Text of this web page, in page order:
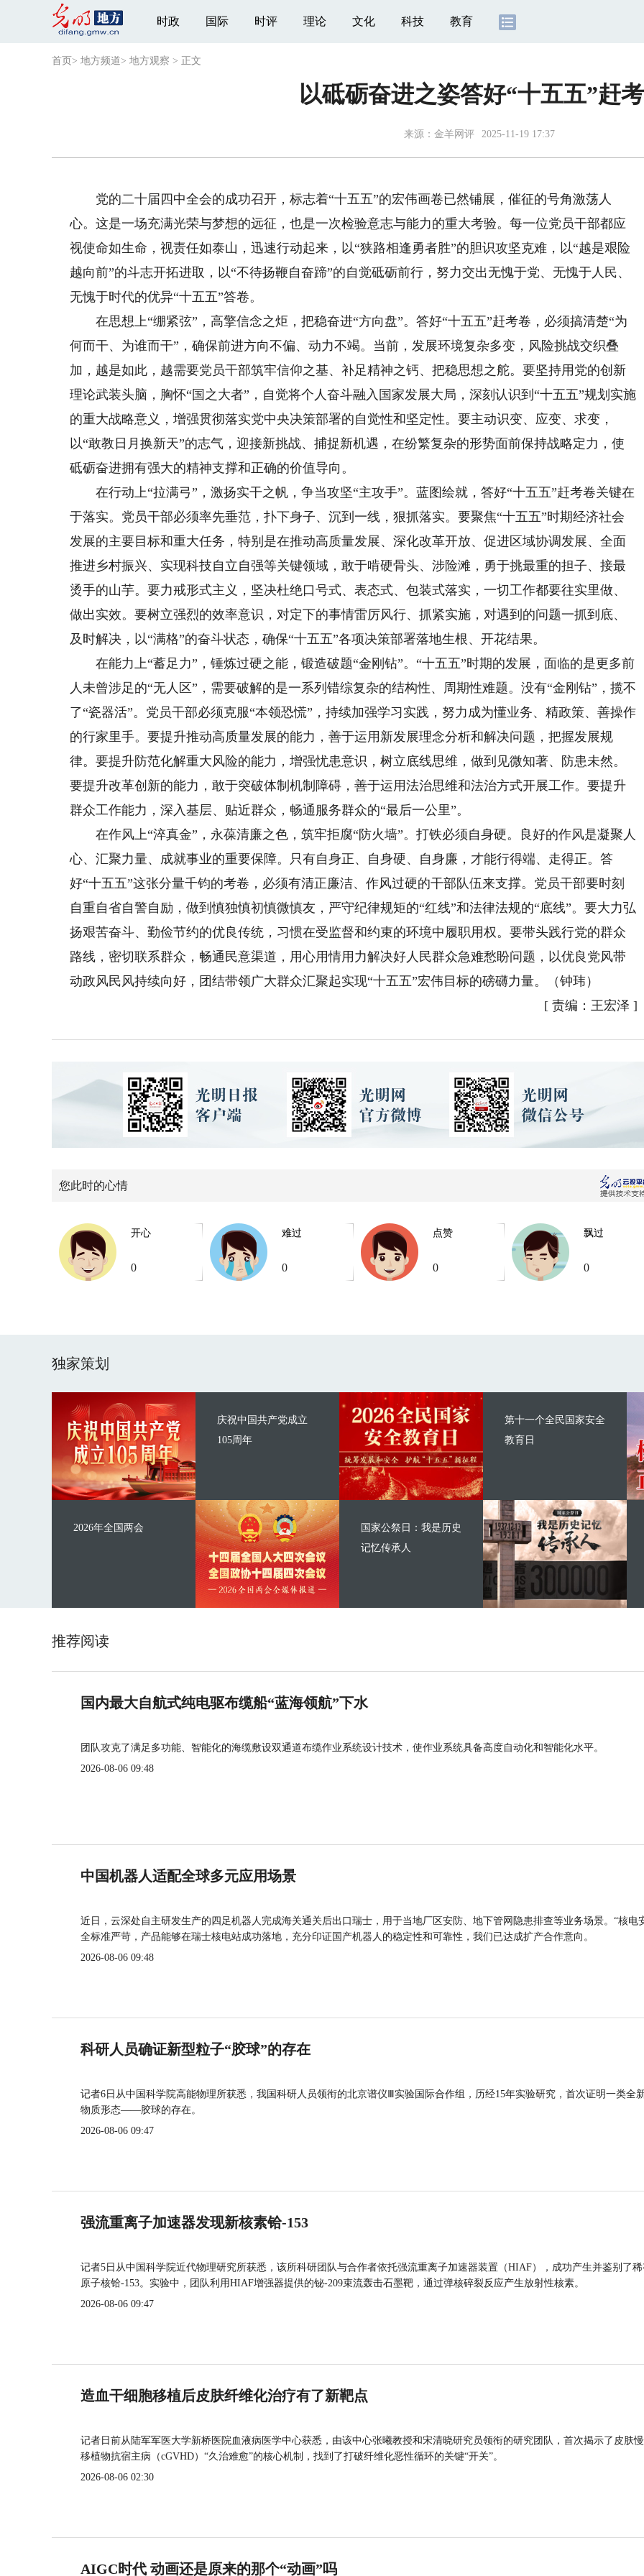
时政 国际 时评 理论 文化 科技 教育
首页 > 地方频道> 地方观察 > 正文
以砥砺奋进之姿答好“十五五”赶
来源： 金羊网评 2025-11-19 17:37
党的二十届四中全会的成功召开，标志着“十五五”的宏伟画卷已然铺展，催征的号角激荡人
心。这是一场充满光荣与梦想的远征，也是一次检验意志与能力的重大考验。每一位党员干部都应
视使命如生命，视责任如泰山，迅速行动起来，以“狭路相逢勇者胜”的胆识攻坚克难，以“越是艰险
越向前”的斗志开拓进取，以“不待扬鞭自奋蹄”的自觉砥砺前行，努力交出无愧于党、无愧于人民、
无愧于时代的优异“十五五”答卷。
在思想上“绷紧弦”，高擎信念之炬，把稳奋进“方向盘”。答好“十五五”赶考卷，必须搞清楚“为
何而干、为谁而干”，确保前进方向不偏、动力不竭。当前，发展环境复杂多变，风险挑战交织叠
加，越是如此，越需要党员干部筑牢信仰之基、补足精神之钙、把稳思想之舵。要坚持用党的创新
理论武装头脑，胸怀“国之大者”，自觉将个人奋斗融入国家发展大局，深刻认识到“十五五”规划实施
的重大战略意义，增强贯彻落实党中央决策部署的自觉性和坚定性。要主动识变、应变、求变，
以“敢教日月换新天”的志气，迎接新挑战、捕捉新机遇，在纷繁复杂的形势面前保持战略定力，使
砥砺奋进拥有强大的精神支撑和正确的价值导向。
在行动上“拉满弓”，激扬实干之帆，争当攻坚“主攻手”。蓝图绘就，答好“十五五”赶考卷关键在
于落实。党员干部必须率先垂范，扑下身子、沉到一线，狠抓落实。要聚焦“十五五”时期经济社会
发展的主要目标和重大任务，特别是在推动高质量发展、深化改革开放、促进区域协调发展、全面
推进乡村振兴、实现科技自立自强等关键领域，敢于啃硬骨头、涉险滩，勇于挑最重的担子、接最
烫手的山芋。要力戒形式主义，坚决杜绝口号式、表态式、包装式落实，一切工作都要往实里做、
做出实效。要树立强烈的效率意识，对定下的事情雷厉风行、抓紧实施，对遇到的问题一抓到底、
及时解决，以“满格”的奋斗状态，确保“十五五”各项决策部署落地生根、开花结果。
在能力上“蓄足力”，锤炼过硬之能，锻造破题“金刚钻”。“十五五”时期的发展，面临的是更多前
人未曾涉足的“无人区”，需要破解的是一系列错综复杂的结构性、周期性难题。没有“金刚钻”，揽不
了“瓷器活”。党员干部必须克服“本领恐慌”，持续加强学习实践，努力成为懂业务、精政策、善操作
的行家里手。要提升推动高质量发展的能力，善于运用新发展理念分析和解决问题，把握发展规
律。要提升防范化解重大风险的能力，增强忧患意识，树立底线思维，做到见微知著、防患未然。
要提升改革创新的能力，敢于突破体制机制障碍，善于运用法治思维和法治方式开展工作。要提升
群众工作能力，深入基层、贴近群众，畅通服务群众的“最后一公里”。
在作风上“淬真金”，永葆清廉之色，筑牢拒腐“防火墙”。打铁必须自身硬。良好的作风是凝聚人
心、汇聚力量、成就事业的重要保障。只有自身正、自身硬、自身廉，才能行得端、走得正。答
好“十五五”这张分量千钧的考卷，必须有清正廉洁、作风过硬的干部队伍来支撑。党员干部要时刻
自重自省自警自励，做到慎独慎初慎微慎友，严守纪律规矩的“红线”和法律法规的“底线”。要大力弘
扬艰苦奋斗、勤俭节约的优良传统，习惯在受监督和约束的环境中履职用权。要带头践行党的群众
路线，密切联系群众，畅通民意渠道，用心用情用力解决好人民群众急难愁盼问题，以优良党风带
动政风民风持续向好，团结带领广大群众汇聚起实现“十五五”宏伟目标的磅礴力量。（钟玮）
[ 责编：王宏泽 ]
您此时的心情
开心
0
难过
0
点赞
0
飘过
0
独家策划
庆祝中国共产党成立
105周年
2026年全国两会
第十一个全民国家安全
教育日
国家公祭日：我是历史
记忆传承人
推荐阅读
国内最大自航式纯电驱布缆船“蓝海领航”下水
团队攻克了满足多功能、智能化的海缆敷设双通道布缆作业系统设计技术，使作业系统具备高度自动化和智能化水平。
2026-08-06 09:48
中国机器人适配全球多元应用场景
近日，云深处自主研发生产的四足机器人完成海关通关后出口瑞士，用于当地厂区安防、地下管网隐患排查等业务场景。“核电
全标准严苛，产品能够在瑞士核电站成功落地，充分印证国产机器人的稳定性和可靠性，我们已达成扩产合作意向。
2026-08-06 09:48
科研人员确证新型粒子“胶球”的存在
记者6日从中国科学院高能物理所获悉，我国科研人员领衔的北京谱仪Ⅲ实验国际合作组，历经15年实验研究，首次证明一类全
物质形态——胶球的存在。
2026-08-06 09:47
强流重离子加速器发现新核素铪-153
记者5日从中国科学院近代物理研究所获悉，该所科研团队与合作者依托强流重离子加速器装置（HIAF），成功产生并鉴别了
原子核铪-153。实验中，团队利用HIAF增强器提供的铋-209束流轰击石墨靶，通过弹核碎裂反应产生放射性核素。
2026-08-06 09:47
造血干细胞移植后皮肤纤维化治疗有了新靶点
记者日前从陆军军医大学新桥医院血液病医学中心获悉，由该中心张曦教授和宋清晓研究员领衔的研究团队，首次揭示了皮肤
移植物抗宿主病（cGVHD）“久治难愈”的核心机制，找到了打破纤维化恶性循环的关键“开关”。
2026-08-06 02:30
AIGC时代 动画还是原来的那个“动画”吗